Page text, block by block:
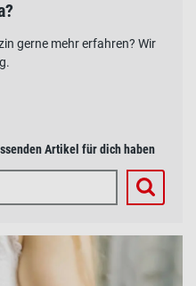
gerne mehr erfahren? Wir
Artikel für dich haben